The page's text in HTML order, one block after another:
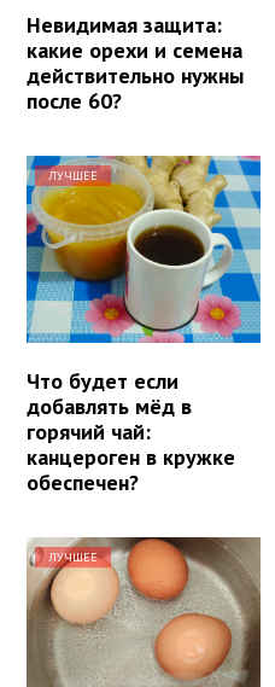
Невидимая защита:
какие орехи и семена
действительно нужны
после 60?
ЛУЧШЕЕ
Что будет если
добавлять мёд в
горячий чай:
канцероген в кружке
обеспечен?
ЛУЧШЕЕ